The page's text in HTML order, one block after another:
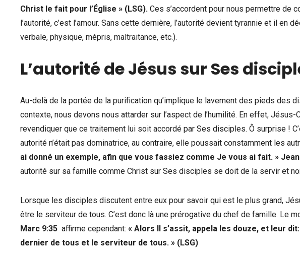
Christ le fait pour l’Église » (LSG). Ces s’accordent pour nous permettre de
l’autorité, c’est l’amour. Sans cette dernière, l’autorité devient tyrannie et il en
verbale, physique, mépris, maltraitance, etc.).
L’autorité de Jésus sur Ses
Au-delà de la portée de la purification qu’implique le lavement des pieds des
contexte, nous devons nous attarder sur l’aspect de l’humilité. En effet,
revendiquer que ce traitement lui soit accordé par Ses disciples. Ô surprise !
autorité n’était pas dominatrice, au contraire, elle poussait constamment les
ai donné un exemple, afin que vous fassiez comme Je vous ai fait. » Jean
autorité sur sa famille comme Christ sur Ses disciples se doit de la servir et
Lorsque les disciples discutent entre eux pour savoir qui est le plus grand,
être le serviteur de tous. C’est donc là une prérogative du chef de famille. Le
Marc 9:35 affirme cependant: « Alors Il s’assit, appela les douze, et leur
dernier de tous et le serviteur de tous. » (LSG)